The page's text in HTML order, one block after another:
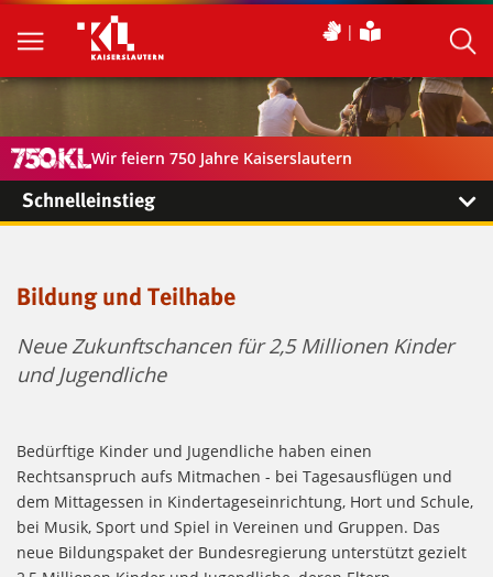
Wir feiern 750 Jahre Kaiserslautern
Schnelleinstieg
Bildung und Teilhabe
Neue Zukunftschancen für 2,5 Millionen Kinder
und Jugendliche
Bedürftige Kinder und Jugendliche haben einen
Rechtsanspruch aufs Mitmachen - bei Tagesausflügen und
dem Mittagessen in Kindertageseinrichtung, Hort und Schule,
bei Musik, Sport und Spiel in Vereinen und Gruppen. Das
neue Bildungspaket der Bundesregierung unterstützt gezielt